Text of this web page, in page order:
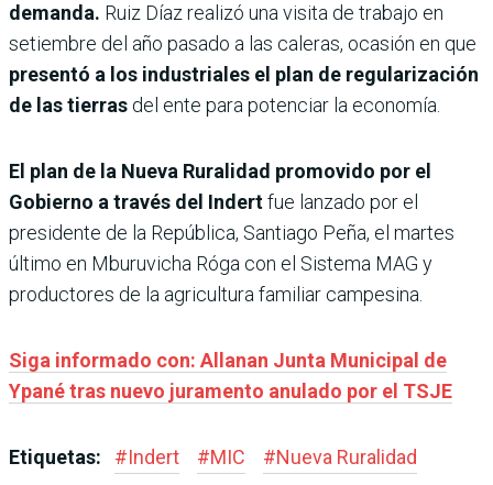
demanda. Ruiz Díaz realizó una visita de trabajo en
setiembre del año pasado a las caleras, ocasión en que
presentó a los industriales el plan de regularización
de las tierras del ente para potenciar la economía.
El plan de la Nueva Ruralidad promovido por el
Gobierno a través del Indertfue lanzado por el
presidente de la República, Santiago Peña, el martes
último en Mburuvicha Róga con el Sistema MAG y
productores de la agricultura familiar campesina.
Siga informado con: Allanan Junta Municipal de
Ypané tras nuevo juramento anulado por el TSJE
Etiquetas: #Indert #MIC #Nueva Ruralidad